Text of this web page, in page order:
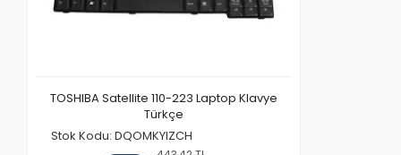
TOSHIBA Satellite 110-223 Laptop Klavye
Türkçe
Stok Kodu: DQOMKYIZCH